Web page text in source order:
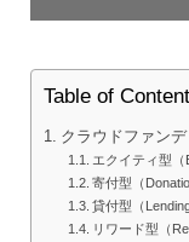
Table of
クラウドファン
エクイティ型（
寄付型（
貸付型（
リワード型（